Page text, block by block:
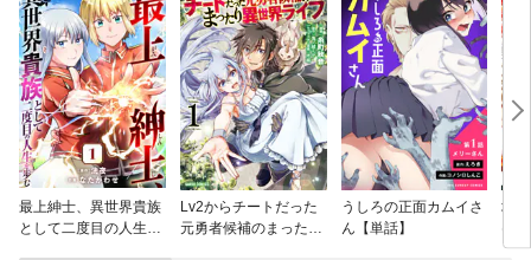
最上紳士、異世界貴族
として二度目の人生を
Lv2からチートだった
元勇者候補のまったり
うしろの正面カムイさ
ん【単話】
地
い